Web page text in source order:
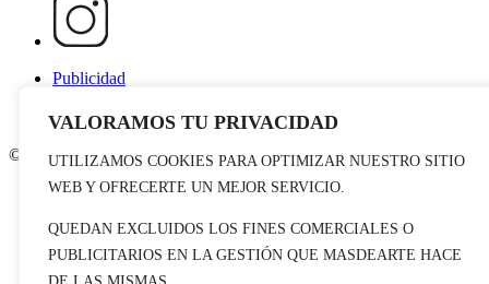
VALORAMOS TU PRIVACIDAD
UTILIZAMOS COOKIES PARA OPTIMIZAR NUESTRO SITIO
WEB Y OFRECERTE UN MEJOR SERVICIO.
QUEDAN EXCLUIDOS LOS FINES COMERCIALES O
PUBLICITARIOS EN LA GESTIÓN QUE MASDEARTE HACE
Publicidad
Contacto
© 2026 masdearte. Información de exposiciones, museos y artistas
Aviso legal
Política de Privacidad
Datos sociales